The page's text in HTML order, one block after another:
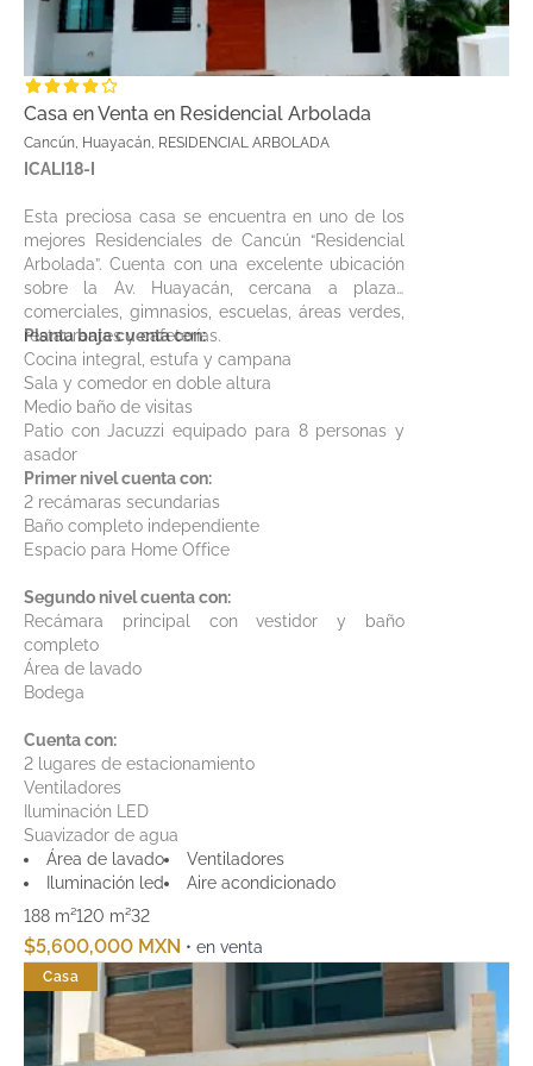
Casa en Venta en Residencial Arbolada
Cancún, Huayacán, RESIDENCIAL ARBOLADA
ICALI18-I
Esta preciosa casa se encuentra en uno de los
mejores Residenciales de Cancún “Residencial
Arbolada”. Cuenta con una excelente ubicación
sobre la Av. Huayacán, cercana a plazas
comerciales, gimnasios, escuelas, áreas verdes,
restaurantes y cafeterías.
Planta baja cuenta con:
Cocina integral, estufa y campana
Sala y comedor en doble altura
Medio baño de visitas
Patio con Jacuzzi equipado para 8 personas y
asador
Primer nivel cuenta con:
2 recámaras secundarias
Baño completo independiente
Espacio para Home Office
Segundo nivel cuenta con:
Recámara principal con vestidor y baño
completo
Área de lavado
Bodega
Cuenta con:
2 lugares de estacionamiento
Ventiladores
Iluminación LED
Suavizador de agua
Área de lavado
Ventiladores
Iluminación led
Aire acondicionado
188 m²120 m²32
$5,600,000 MXN • en venta
Casa